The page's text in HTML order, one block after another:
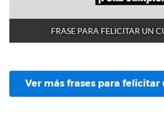
FRASE PARA FELICITAR UN
Ver más frases para